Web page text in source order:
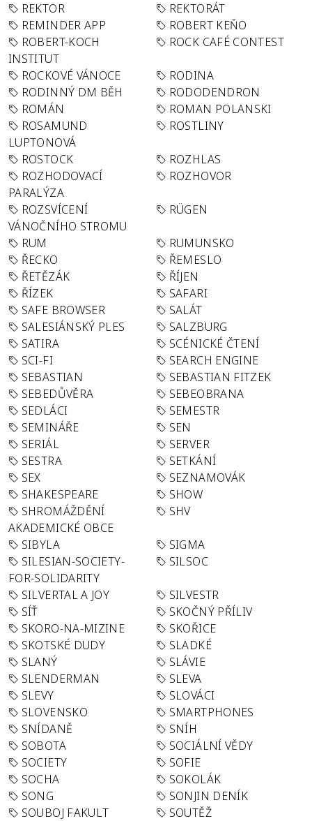
REKTOR
REKTORÁT
REMINDER APP
ROBERT KEŇO
ROBERT-KOCH
INSTITUT
ROCK CAFÉ CONTEST
ROCKOVÉ VÁNOCE
RODINA
RODINNÝ DM BĚH
RODODENDRON
ROMÁN
ROMAN POLANSKI
ROSAMUND
LUPTONOVÁ
ROSTLINY
ROSTOCK
ROZHLAS
ROZHODOVACÍ
PARALÝZA
ROZHOVOR
ROZSVÍCENÍ
VÁNOČNÍHO STROMU
RÜGEN
RUM
RUMUNSKO
ŘECKO
ŘEMESLO
ŘETĚZÁK
ŘÍJEN
ŘÍZEK
SAFARI
SAFE BROWSER
SALÁT
SALESIÁNSKÝ PLES
SALZBURG
SATIRA
SCÉNICKÉ ČTENÍ
SCI-FI
SEARCH ENGINE
SEBASTIAN
SEBASTIAN FITZEK
SEBEDŮVĚRA
SEBEOBRANA
SEDLÁCI
SEMESTR
SEMINÁŘE
SEN
SERIÁL
SERVER
SESTRA
SETKÁNÍ
SEX
SEZNAMOVÁK
SHAKESPEARE
SHOW
SHROMÁŽDĚNÍ
AKADEMICKÉ OBCE
SHV
SIBYLA
SIGMA
SILESIAN-SOCIETY-
FOR-SOLIDARITY
SILSOC
SILVERTAL A JOY
SILVESTR
SÍŤ
SKOČNÝ PŘÍLIV
SKORO-NA-MIZINE
SKOŘICE
SKOTSKÉ DUDY
SLADKÉ
SLANÝ
SLÁVIE
SLENDERMAN
SLEVA
SLEVY
SLOVÁCI
SLOVENSKO
SMARTPHONES
SNÍDANĚ
SNÍH
SOBOTA
SOCIÁLNÍ VĚDY
SOCIETY
SOFIE
SOCHA
SOKOLÁK
SONG
SONJIN DENÍK
SOUBOJ FAKULT
SOUTĚŽ